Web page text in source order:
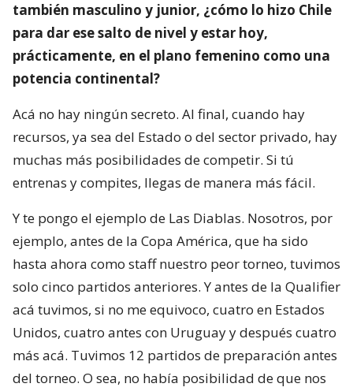
también masculino y junior, ¿cómo lo hizo Chile
para dar ese salto de nivel y estar hoy,
prácticamente, en el plano femenino como una
potencia continental?
Acá no hay ningún secreto. Al final, cuando hay
recursos, ya sea del Estado o del sector privado, hay
muchas más posibilidades de competir. Si tú
entrenas y compites, llegas de manera más fácil.
Y te pongo el ejemplo de Las Diablas. Nosotros, por
ejemplo, antes de la Copa América, que ha sido
hasta ahora como staff nuestro peor torneo, tuvimos
solo cinco partidos anteriores. Y antes de la Qualifier
acá tuvimos, si no me equivoco, cuatro en Estados
Unidos, cuatro antes con Uruguay y después cuatro
más acá. Tuvimos 12 partidos de preparación antes
del torneo. O sea, no había posibilidad de que nos